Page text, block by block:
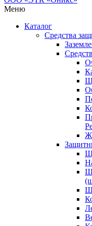
Меню
Каталог
Средства